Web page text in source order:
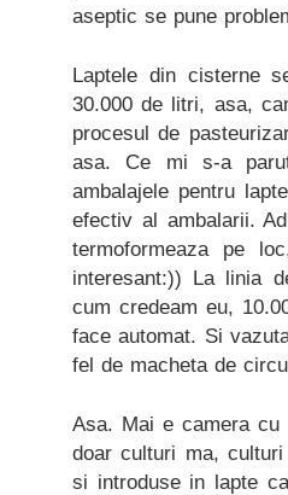
aseptic se pune
Laptele din cisterne
30.000 de litri, asa,
procesul de
asa. Ce mi s-a
ambalajele pentru
efectiv al ambalarii.
termoformeaza pe
interesant:)) La linia
cum credeam eu,
face automat. Si
fel de macheta de
Asa. Mai e camera cu
doar culturi ma,
si introduse in lapte